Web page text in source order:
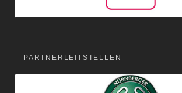
PARTNERLEITSTELLEN